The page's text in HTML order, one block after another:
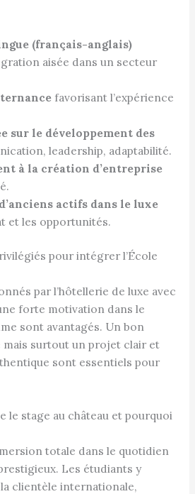
(français-anglais)
aisée dans un secteur
favorisant l’expérience
sur le développement des
leadership, adaptabilité.
à la création d’entreprise
actifs dans le luxe
et les opportunités.
pour intégrer l’École
par l’hôtellerie de luxe avec
forte motivation dans le
sont avantagés. Un bon
mais surtout un projet clair et
sont essentiels pour
le stage au château et pourquoi
totale dans le quotidien
Les étudiants y
clientèle internationale,